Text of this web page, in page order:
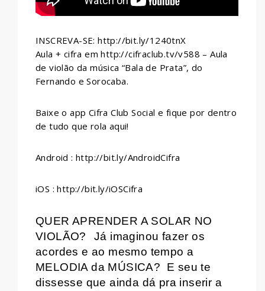
INSCREVA-SE: http://bit.ly/1240tnX
Aula + cifra em http://cifraclub.tv/v588 – Aula
de violão da música “Bala de Prata”, do
Fernando e Sorocaba.
Baixe o app Cifra Club Social e fique por dentro
de tudo que rola aqui!
Android : http://bit.ly/AndroidCifra
iOS : http://bit.ly/iOSCifra
QUER APRENDER A SOLAR NO
VIOLÃO?
Já imaginou fazer os
acordes e ao mesmo tempo a
MELODIA da MÚSICA? E seu te
dissesse que ainda dá pra inserir a